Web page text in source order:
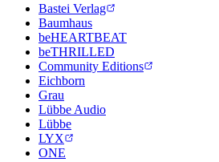
Bastei Verlag
Baumhaus
beHEARTBEAT
beTHRILLED
Community Editions
Eichborn
Grau
Lübbe Audio
Lübbe
LYX
ONE